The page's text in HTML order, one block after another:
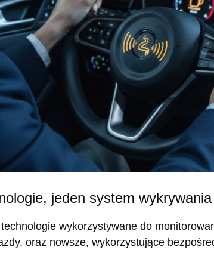
jeden system
wykorzystywane do
oraz nowsze, wykorzystujące